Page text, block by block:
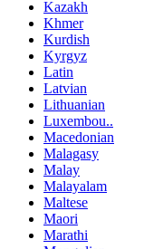
Kazakh
Khmer
Kurdish
Kyrgyz
Latin
Latvian
Lithuanian
Luxembou..
Macedonian
Malagasy
Malay
Malayalam
Maltese
Maori
Marathi